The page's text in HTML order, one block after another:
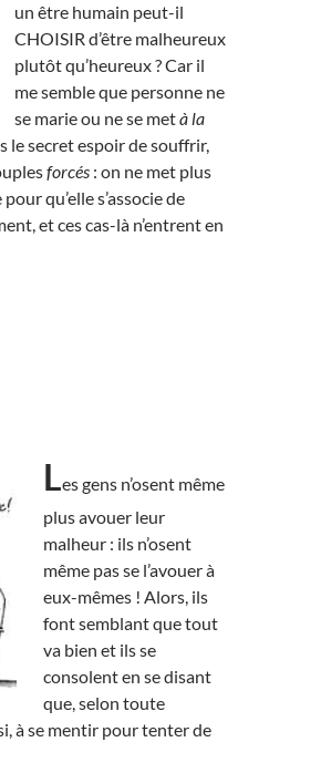
un être humain peut-il
CHOISIR d’être malheureux
plutôt qu’heureux ? Car il
me semble que personne ne
se marie ou ne se metà la
le secret espoir de souffrir,
forcés : on ne met plus
qu’elle s’associe de
et ces cas-là n’entrent en
Les gens n’osent même
plus avouer leur
malheur : ils n’osent
même pas se l’avouer à
eux-mêmes ! Alors, ils
font semblant que tout
va bien et ils se
consolent en se disant
que, selon toute
à se mentir pour tenter de